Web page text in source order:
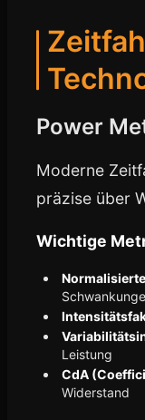
Power
Moderne
präzise über
Wichtige
Leistung
CdA
Widerstand